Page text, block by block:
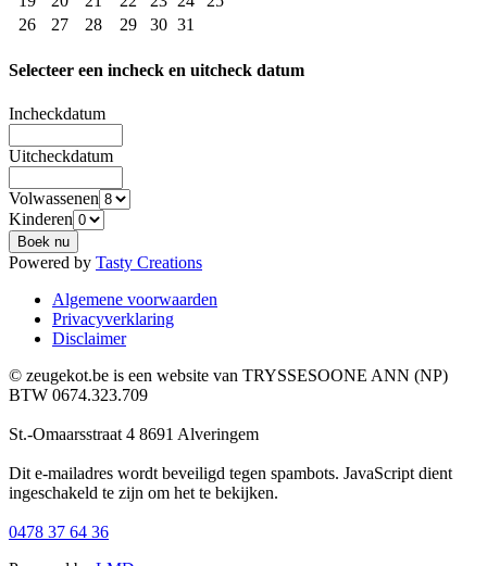
26
27 28 29 30 31
Selecteer een incheck en uitcheck datum
Incheckdatum
Uitcheckdatum
Volwassenen
Kinderen
Powered by Tasty Creations
Algemene voorwaarden
Privacyverklaring
Disclaimer
© zeugekot.be is een website van TRYSSESOONE ANN (NP)
BTW 0674.323.709
St.-Omaarsstraat 4 8691 Alveringem
Dit e-mailadres wordt beveiligd tegen spambots. JavaScript dient
ingeschakeld te zijn om het te bekijken.
0478 37 64 36